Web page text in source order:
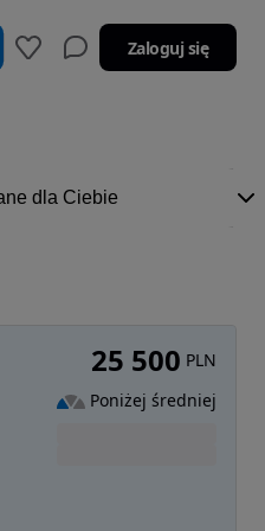
Zaloguj się
25 500 PLN
Poniżej średniej